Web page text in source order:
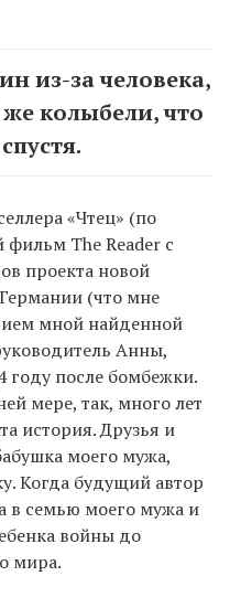
из-за человека,
колыбели, что
«Чтец» (по
The Reader с
проекта новой
(что мне
мной найденной
Анны,
году после бомбежки.
мере, так, много лет
история. Друзья и
моего мужа,
Когда будущий автор
в семью моего мужа и
войны до
мира.